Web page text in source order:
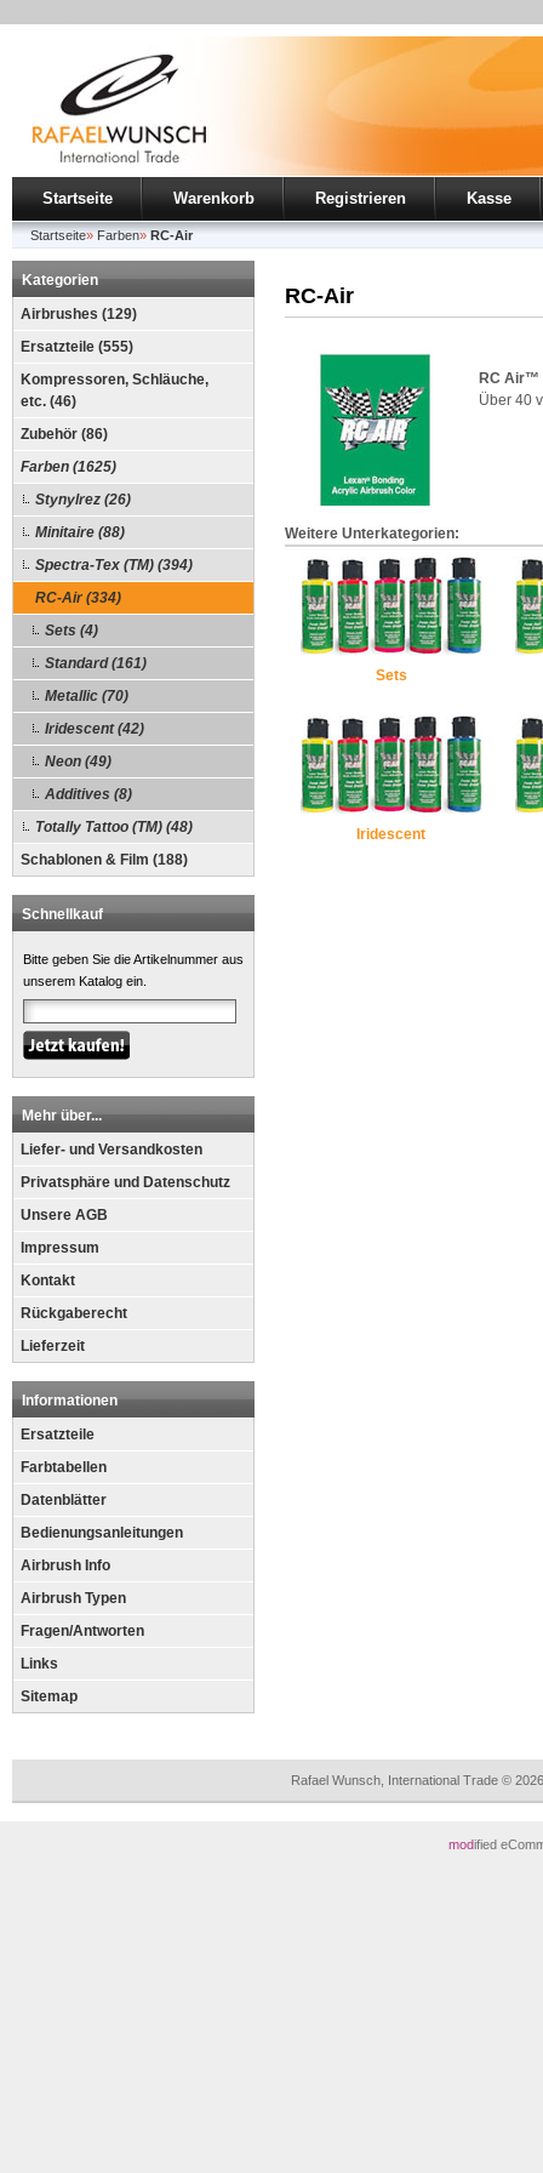
Startseite Warenkorb Registrieren Kasse
Startseite» Farben» RC-Air
Kategorien
Airbrushes (129)
Ersatzteile (555)
Kompressoren, Schläuche,
etc. (46)
Zubehör (86)
Farben (1625)
Stynylrez (26)
Minitaire (88)
Spectra-Tex (TM) (394)
RC-Air (334)
Sets (4)
Standard (161)
Metallic (70)
Iridescent (42)
Neon (49)
Additives (8)
Totally Tattoo (TM) (48)
Schablonen & Film (188)
Schnellkauf
Bitte geben Sie die Artikelnummer aus
unserem Katalog ein.
Mehr über...
Liefer- und Versandkosten
Privatsphäre und Datenschutz
Unsere AGB
Impressum
Kontakt
Rückgaberecht
Lieferzeit
Informationen
Ersatzteile
Farbtabellen
Datenblätter
Bedienungsanleitungen
Airbrush Info
Airbrush Typen
Fragen/Antworten
Links
Sitemap
RC-Air
RC Air™
Über 40
Weitere Unterkategorien:
Sets
Iridescent
Rafael Wunsch, International Trade ©
modified